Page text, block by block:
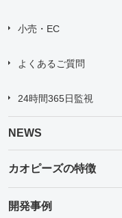
小売・EC
よくあるご質問
24時間365日監視
NEWS
カオピーズの特徴
開発事例